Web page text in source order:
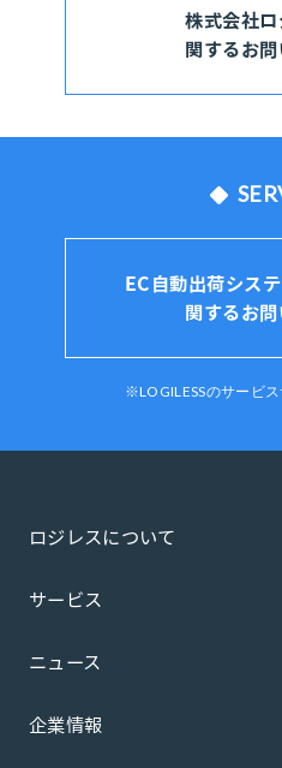
株式会社ロ
関するお
EC自動出荷シス
関するお
※LOGILESSのサービ
ロジレスについて
サービス
ニュース
企業情報